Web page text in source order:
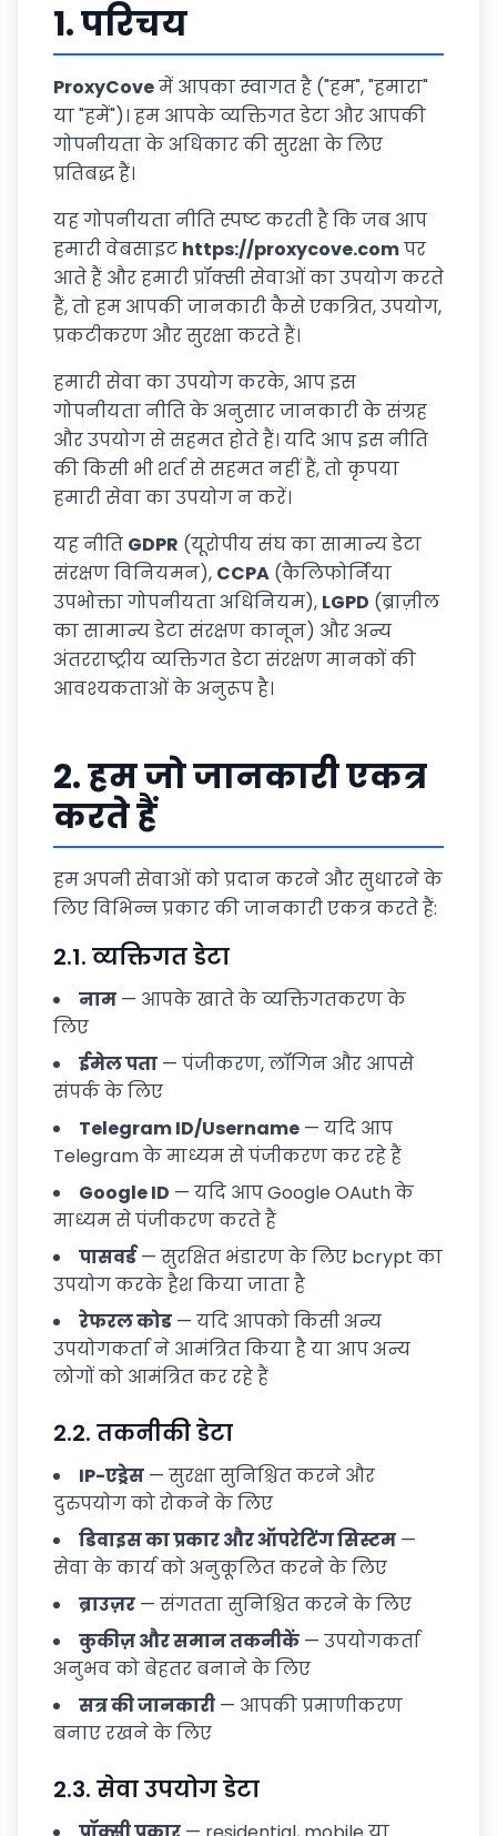
1.परिचय
ProxyCoveमें आपका स्वागत है ("हम", "हमारा"
या "हमें")। हम आपके व्यक्तिगत डेटा और आपकी
गोपनीयता के अधिकार की सुरक्षा के लिए
प्रतिबद्ध हैं।
यह गोपनीयता नीति स्पष्ट करती है कि जब आप
हमारी वेबसाइट https://proxycove.comपर
आते हैं और हमारी प्रॉक्सी सेवाओं का उपयोग करते
हैं, तो हम आपकी जानकारी कैसे एकत्रित, उपयोग,
प्रकटीकरण और सुरक्षा करते हैं।
हमारी सेवा का उपयोग करके, आप इस
गोपनीयता नीति के अनुसार जानकारी के संग्रह
और उपयोग से सहमत होते हैं। यदि आप इस नीति
की किसी भी शर्त से सहमत नहीं हैं, तो कृपया
हमारी सेवा का उपयोग न करें।
यह नीति GDPR (यूरोपीय संघ का सामान्य डेटा
संरक्षण विनियमन), CCPA (कैलिफोर्निया
उपभोक्ता गोपनीयता अधिनियम), LGPD (ब्राज़ील
का सामान्य डेटा संरक्षण कानून) और अन्य
अंतरराष्ट्रीय व्यक्तिगत डेटा संरक्षण मानकों की
आवश्यकताओं के अनुरूप है।
2.हम जो जानकारी एकत्र
करते हैं
हम अपनी सेवाओं को प्रदान करने और सुधारने के
लिए विभिन्न प्रकार की जानकारी एकत्र करते हैं:
2.1. व्यक्तिगत डेटा
नाम — आपके खाते के व्यक्तिगतकरण के
लिए
ईमेल पता — पंजीकरण, लॉगिन और आपसे
संपर्क के लिए
Telegram ID/Username — यदि आप
Telegram के माध्यम से पंजीकरण कर रहे हैं
Google ID — यदि आप Google OAuth के
माध्यम से पंजीकरण करते हैं
पासवर्ड— सुरक्षित भंडारण के लिए bcrypt का
उपयोग करके हैश किया जाता है
रेफरल कोड — यदि आपको किसी अन्य
उपयोगकर्ता ने आमंत्रित किया है या आप अन्य
लोगों को आमंत्रित कर रहे हैं
2.2. तकनीकी डेटा
IP-एड्रेस — सुरक्षा सुनिश्चित करने और
दुरुपयोग को रोकने के लिए
डिवाइस का प्रकार और ऑपरेटिंग सिस्टम —
सेवा के कार्य को अनुकूलित करने के लिए
ब्राउज़र — संगतता सुनिश्चित करने के लिए
कुकीज़ और समान तकनीकें — उपयोगकर्ता
अनुभव को बेहतर बनाने के लिए
सत्र की जानकारी — आपकी प्रमाणीकरण
बनाए रखने के लिए
2.3. सेवा उपयोग डेटा